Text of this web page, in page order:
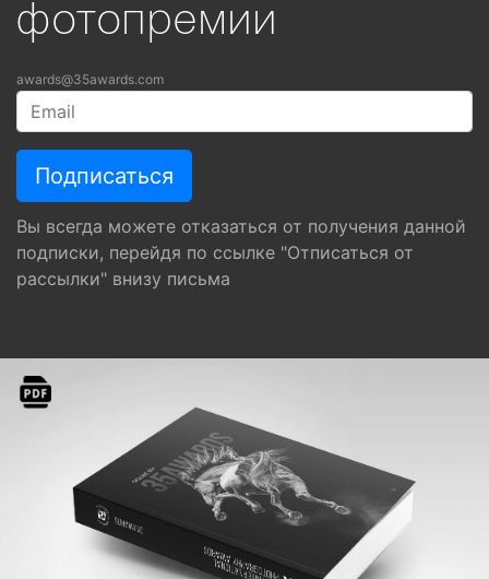
фотопремии
awards@35awards.com
Вы всегда можете отказаться от получения данной
подписки, перейдя по ссылке "Отписаться от
рассылки" внизу письма